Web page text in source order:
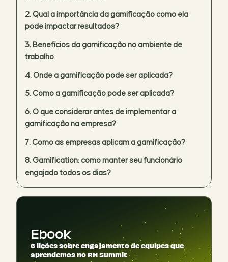
Qual a importância da gamificação como ela
pode impactar resultados?
Benefícios da gamificação no ambiente de
trabalho
Onde a gamificação pode ser aplicada?
Como a gamificação pode ser aplicada?
O que considerar antes de implementar a
gamificação na empresa?
Como as empresas aplicam a gamificação?
Gamification: como manter seu funcionário
engajado todos os dias?
Ebook
6 lições sobre engajamento de equipes que
aprendemos no RH Summit